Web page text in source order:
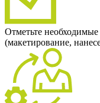
Отметьте
(макетирование,